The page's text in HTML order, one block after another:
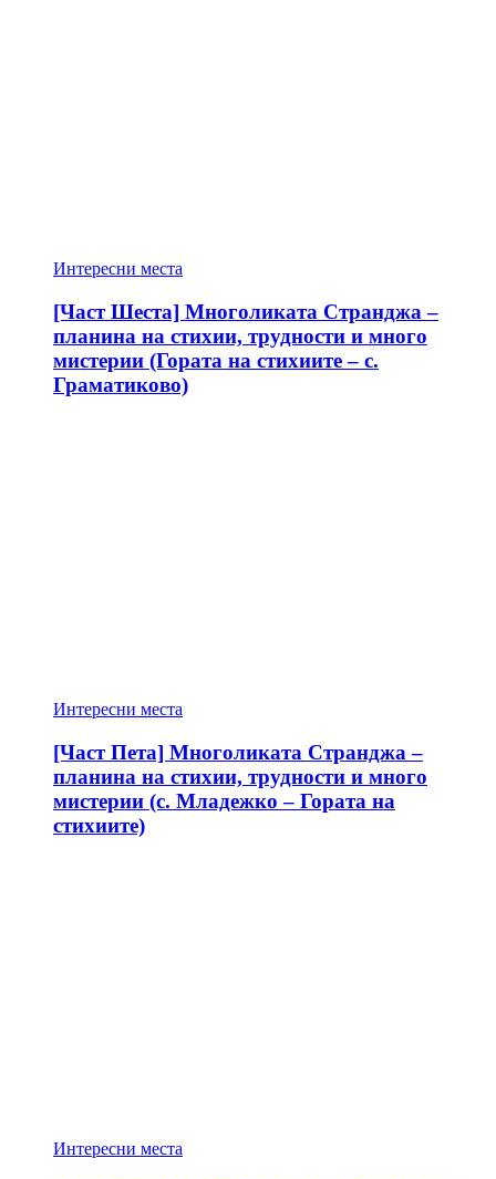
Интересни места
[Част Шеста] Многоликата Странджа –
планина на стихии, трудности и много
мистерии (Гората на стихиите – с.
Граматиково)
Интересни места
[Част Пета] Многоликата Странджа –
планина на стихии, трудности и много
мистерии (с. Младежко – Гората на
стихиите)
Интересни места